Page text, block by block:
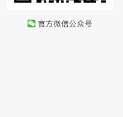
官方微信公众号